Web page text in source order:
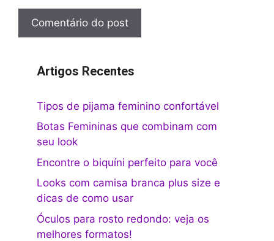
Artigos Recentes
Tipos de pijama feminino confortável
Botas Femininas que combinam com
seu look
Encontre o biquíni perfeito para você
Looks com camisa branca plus size e
dicas de como usar
Óculos para rosto redondo: veja os
melhores formatos!